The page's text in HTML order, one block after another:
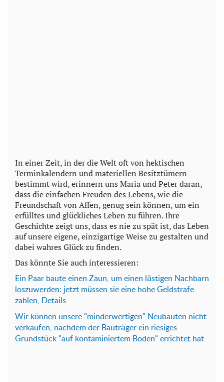
In einer Zeit, in der die Welt oft von hektischen
Terminkalendern und materiellen Besitztümern
bestimmt wird, erinnern uns Maria und Peter daran,
dass die einfachen Freuden des Lebens, wie die
Freundschaft von Affen, genug sein können, um ein
erfülltes und glückliches Leben zu führen. Ihre
Geschichte zeigt uns, dass es nie zu spät ist, das Leben
auf unsere eigene, einzigartige Weise zu gestalten und
dabei wahres Glück zu finden.
Das könnte Sie auch interessieren:
Ein Paar baute einen Zaun, um einen lästigen Nachbarn
loszuwerden: jetzt müssen sie eine hohe Geldstrafe
zahlen, Details
Wir können unsere "minderwertigen" Neubauten nicht
verkaufen, nachdem der Bauträger ein riesiges
Grundstück "auf kontaminiertem Boden" errichtet hat